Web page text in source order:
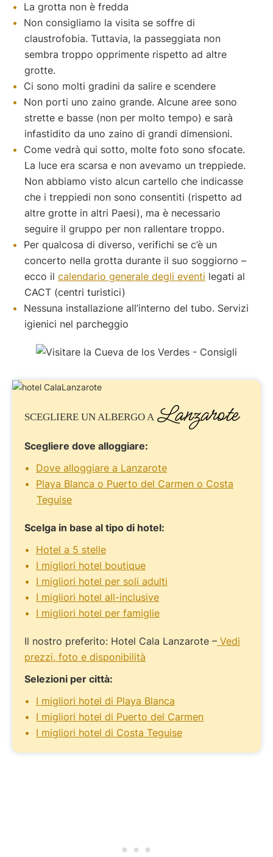
La grotta non è fredda
Non consigliamo la visita se soffre di
claustrofobia. Tuttavia, la passeggiata non
sembra troppo opprimente rispetto ad altre
grotte.
Ci sono molti gradini da salire e scendere
Non porti uno zaino grande. Alcune aree sono
strette e basse (non per molto tempo) e sarà
infastidito da uno zaino di grandi dimensioni.
Come vedrà qui sotto, molte foto sono sfocate.
La luce era scarsa e non avevamo un treppiede.
Non abbiamo visto alcun cartello che indicasse
che i treppiedi non sono consentiti (rispetto ad
altre grotte in altri Paesi), ma è necessario
seguire il gruppo per non rallentare troppo.
Per qualcosa di diverso, verifichi se c’è un
concerto nella grotta durante il suo soggiorno –
ecco il calendario generale degli eventi legati al
CACT (centri turistici)
Nessuna installazione all’interno del tubo. Servizi
igienici nel parcheggio
SCEGLIERE UN ALBERGO A Lanzarote
Scegliere dove alloggiare:
Dove alloggiare a Lanzarote
Playa Blanca o Puerto del Carmen o Costa
Teguise
Scelga in base al tipo di hotel:
Hotel a 5 stelle
I migliori hotel boutique
I migliori hotel per soli adulti
I migliori hotel all-inclusive
I migliori hotel per famiglie
Il nostro preferito: Hotel Cala Lanzarote – Vedi
prezzi, foto e disponibilità
Selezioni per città:
I migliori hotel di Playa Blanca
I migliori hotel di Puerto del Carmen
I migliori hotel di Costa Teguise